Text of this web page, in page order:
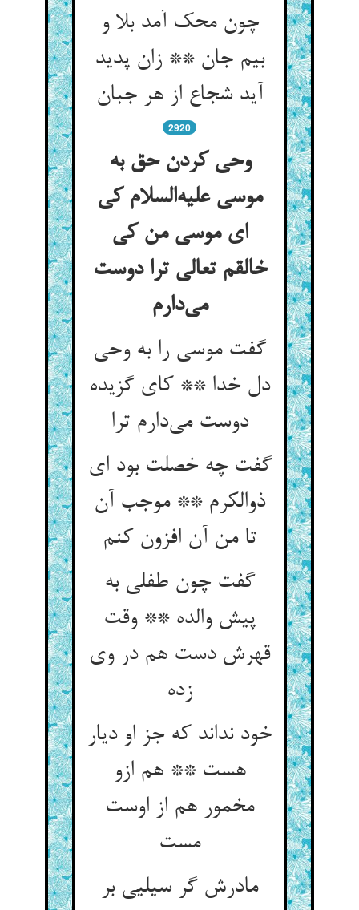
چون محک آمد بلا و
بیم جان ** زان پدید
آید شجاع از هر جبان
2920
وحی کردن حق به
موسی علیه‌السلام کی
ای موسی من کی
خالقم تعالی ترا دوست
می‌دارم
گفت موسی را به وحی
دل خدا ** کای گزیده
دوست می‌دارم ترا
گفت چه خصلت بود ای
ذوالکرم ** موجب آن
تا من آن افزون کنم
گفت چون طفلی به
پیش والده ** وقت
قهرش دست هم در وی
زده
خود نداند که جز او دیار
هست ** هم ازو
مخمور هم از اوست
مست
مادرش گر سیلیی بر